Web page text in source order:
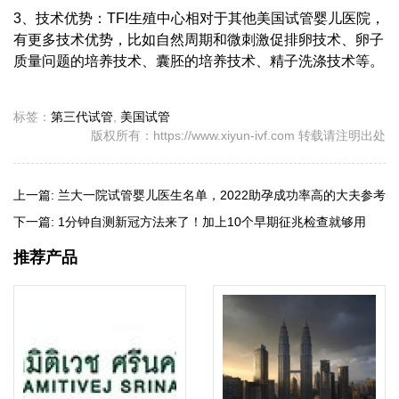
3、技术优势：TFI生殖中心相对于其他美国试管婴儿医院，
有更多技术优势，比如自然周期和微刺激促排卵技术、卵子
质量问题的培养技术、囊胚的培养技术、精子洗涤技术等。
标签： 第三代试管, 美国试管
版权所有：https://www.xiyun-ivf.com 转载请注明出处
上一篇: 兰大一院试管婴儿医生名单，2022助孕成功率高的大夫参考
下一篇: 1分钟自测新冠方法来了！加上10个早期征兆检查就够用
推荐产品